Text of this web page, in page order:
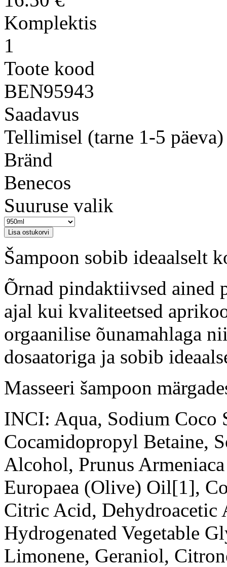
Komplektis
1
Toote kood
BEN95943
Saadavus
Tellimisel (tarne 1-5 päeva)
Bränd
Benecos
Suuruse valik
Šampoon sobib ideaalselt
Õrnad pindaktiivsed ained
ajal kui kvaliteetsed
orgaanilise õunamahlaga
dosaatoriga ja sobib
Masseeri šampoon
INCI: Aqua, Sodium Coco­
Cocamidopropyl Betaine,
Alcohol, Prunus
Europaea (Olive) Oil[1],
Citric Acid, Dehydroacetic
Hydrogenated Vegetable
Limonene, Geraniol,